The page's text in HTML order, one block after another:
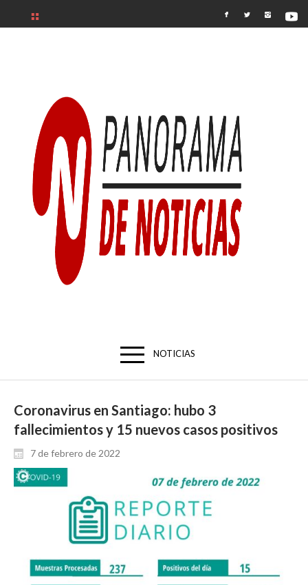
NOTICIAS
Coronavirus en Santiago: hubo 3
fallecimientos y 15 nuevos casos positivos
7 de febrero de 2022